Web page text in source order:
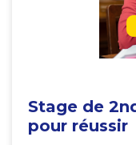
Stage de
pour réussir